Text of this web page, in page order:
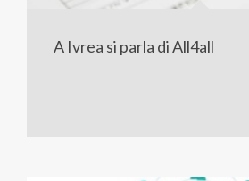
A Ivrea si parla di All4all